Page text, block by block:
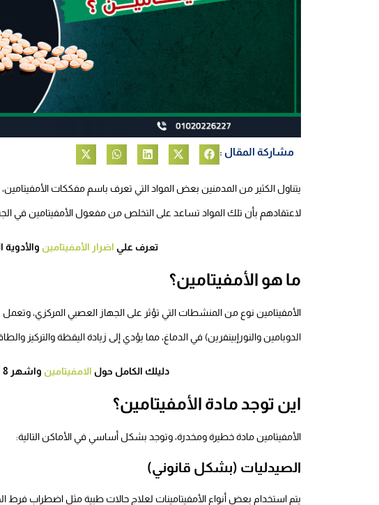
مشاركة المقال :
يتناول الكثير من المدمنين بعض المواد التي تعرف باسم مفككات
لاعتقادهم بأن تلك المواد تساعد على التخلص من مفعول الأمفيتامين في
تعرف علي اضرار الأمفيتامين والأدوية
ما هو الأمفيتامين؟
الأمفيتامين نوع من المنشطات التي تؤثر على الجهاز العصبي المركزي،
الدوبامين والنورإبينفرين) في الدماغ، مما يؤدي إلى زيادة اليقظة والتركيز
دليلك الكامل حول الامفيتامين واشهر 8 أدوية تحتوي عليه
اين توجد مادة الأمفيتامين؟
الأمفيتامين مادة خطيرة ومخدرة، وتوجد بشكل أساسي في الأماكن التالية:
الصيدليات (بشكل قانوني)